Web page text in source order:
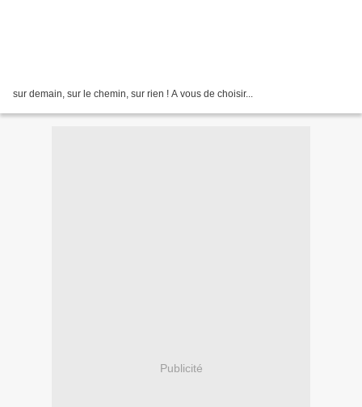
sur demain, sur le chemin, sur rien ! A vous de choisir...
Publicité